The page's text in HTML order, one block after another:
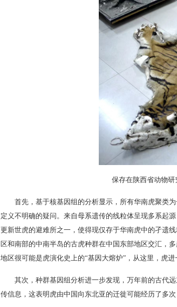
保存在陕西省动物研
首先，基于核基因组的分析显示，所有华南虎聚类
定义不明确的疑问。来自母系遗传的线粒体呈现多系起
更新世虎的避难所之一，使得现仅存于华南虎中的孑遗
区和南部的中南半岛的古虎种群在中国东部地区交汇，
地区很可能是虎演化史上的“基因大熔炉”，从这里，虎
其次，种群基因组分析进一步发现，万年前的古代
传信息，这表明虎由中国向东北亚的迁徙可能经历了多